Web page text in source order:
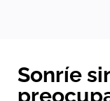
Sonríe